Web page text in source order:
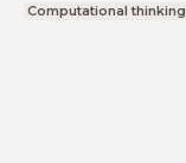
Computational thinking